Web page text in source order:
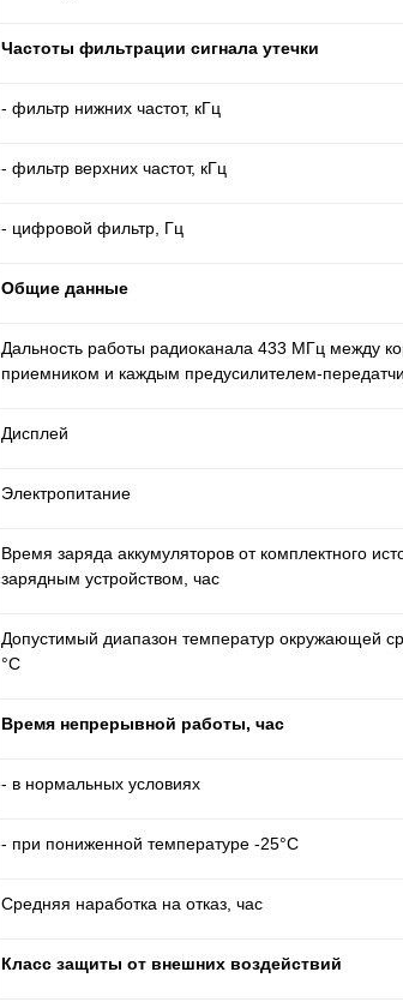
Частоты фильтрации сигнала утечки
- фильтр нижних частот, кГц
- фильтр верхних частот, кГц
- цифровой фильтр, Гц
Общие данные
Дальность работы радиоканала 433 МГц между
приемником и каждым предусилителем-
Дисплей
Электропитание
Время заряда аккумуляторов от комплектного
зарядным устройством, час
Допустимый диапазон температур окружающей
°С
Время непрерывной работы, час
- в нормальных условиях
- при пониженной температуре -25°С
Средняя наработка на отказ, час
Класс защиты от внешних воздействий